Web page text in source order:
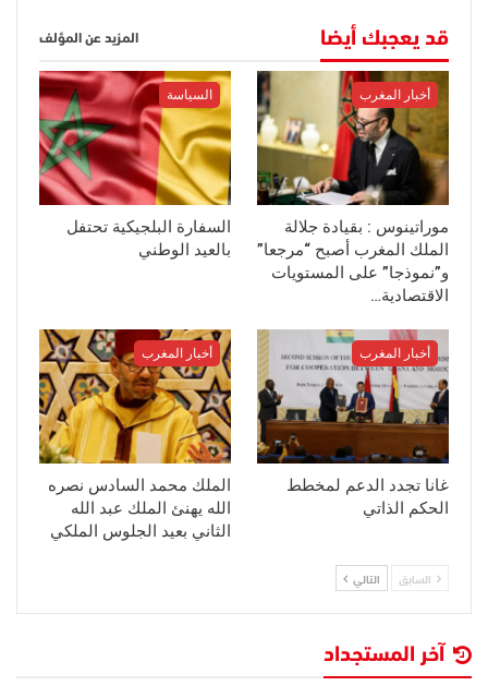
قد يعجبك أيضا المزيد عن المؤلف
أخبار المغرب
موراتينوس : بقيادة جلالة
الملك المغرب أصبح “مرجعا”
و”نموذجا” على المستويات
الاقتصادية…
السياسة
السفارة البلجيكية تحتفل
بالعيد الوطني
أخبار المغرب
غانا تجدد الدعم لمخطط
الحكم الذاتي
أخبار المغرب
الملك محمد السادس نصره
الله يهنئ الملك عبد الله
الثاني بعيد الجلوس الملكي
السابق التالي
آخر المستجداد